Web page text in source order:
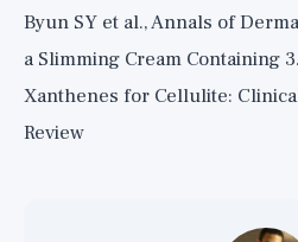
Byun SY et al., Annals of
a Slimming Cream Containing
Xanthenes for Cellulite:
Review